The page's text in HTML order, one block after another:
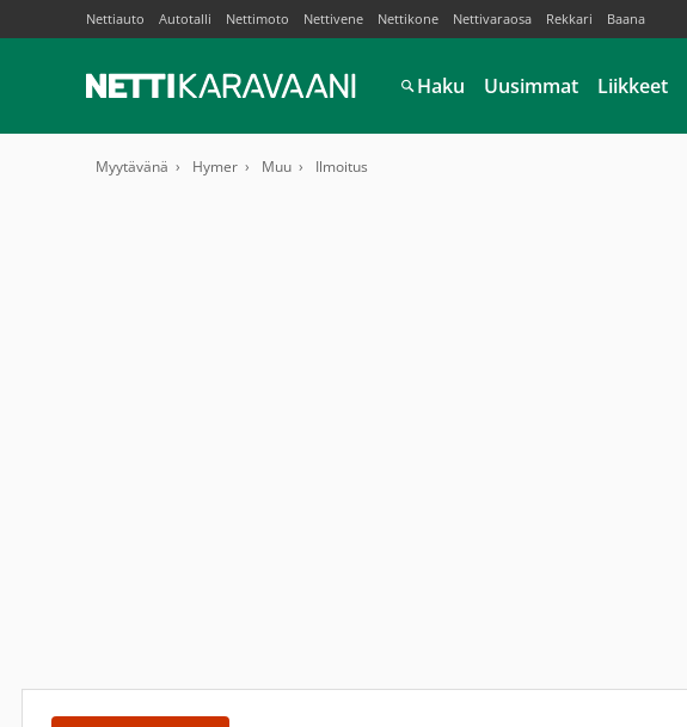
Nettiauto Autotalli Nettimoto Nettivene Nettikone Nettivaraosa Rekkari Baana
Haku Uusimmat Liikkeet
Myytävänä Hymer Muu Ilmoitus